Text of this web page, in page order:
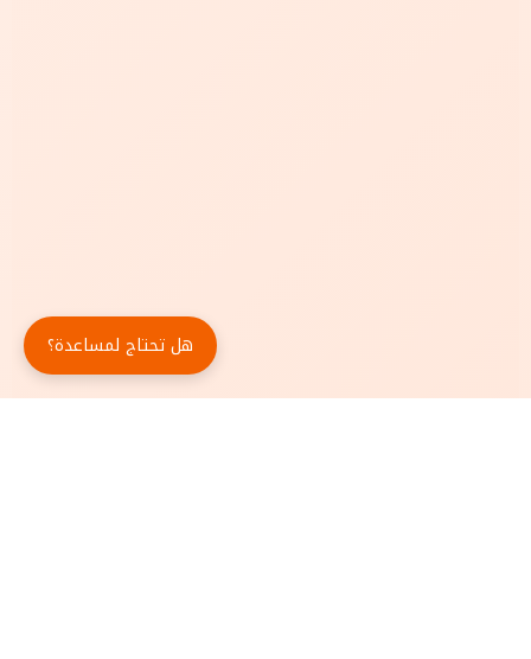
هل تحتاج لمساعدة؟